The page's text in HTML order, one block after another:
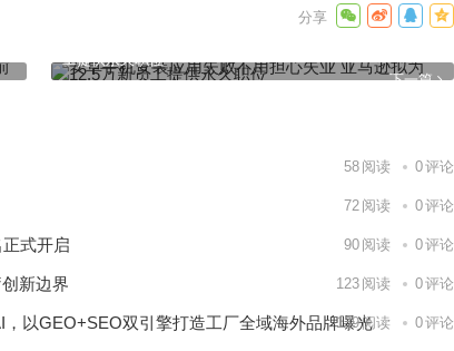
下一篇
工提供永久职位
58 阅读 0评论
72 阅读 0评论
式开启 90 阅读 0评论
新边界 123 阅读 0评论
以GEO+SEO双引擎打造工厂全域海外品牌曝光
139阅读 0评论